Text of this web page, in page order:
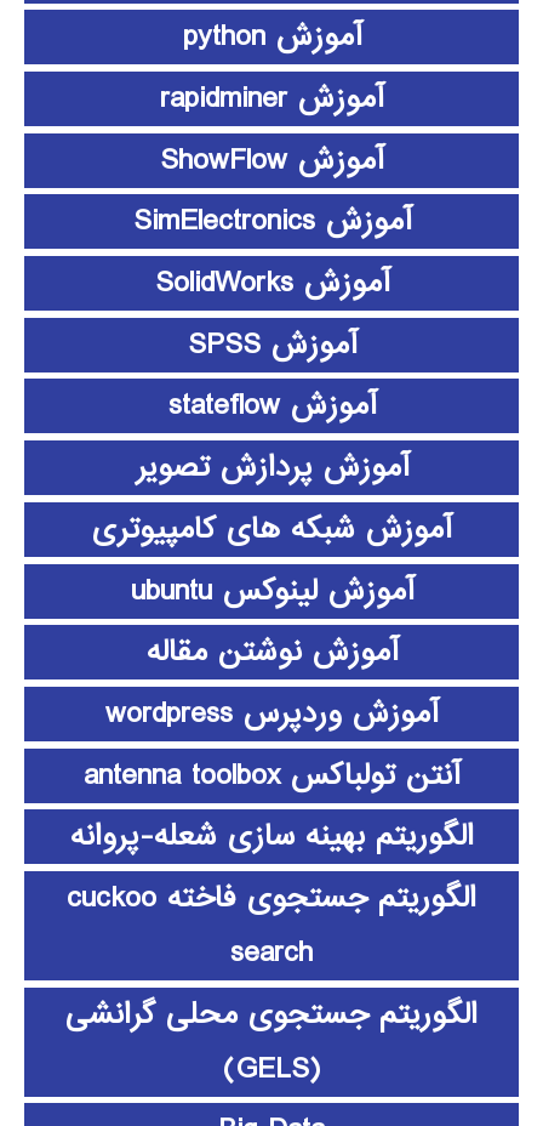
آموزش python
آموزش rapidminer
آموزش ShowFlow
آموزش SimElectronics
آموزش SolidWorks
آموزش SPSS
آموزش stateflow
آموزش پردازش تصویر
آموزش شبکه های کامپیوتری
آموزش لینوکس ubuntu
آموزش نوشتن مقاله
آموزش وردپرس wordpress
آنتن تولباکس antenna toolbox
الگوریتم بهینه سازی شعله-پروانه
الگوریتم جستجوی فاخته cuckoo
search
الگوریتم جستجوی محلی گرانشی
(GELS)